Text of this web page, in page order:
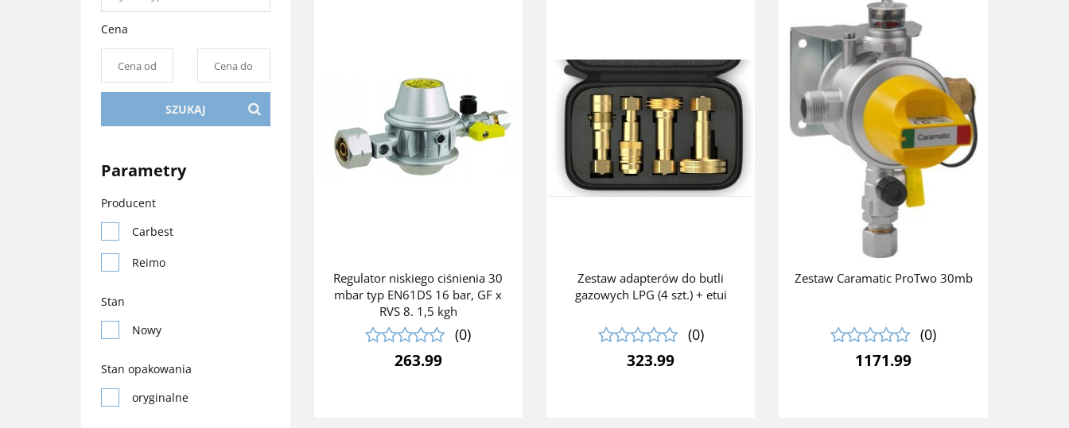
Cena
SZUKAJ
Parametry
Producent
Carbest
Reimo
Stan
Nowy
Stan opakowania
oryginalne
Regulator niskiego ciśnienia 30
mbar typ EN61DS 16 bar, GF x
RVS 8. 1,5 kgh
(0)
263.99
Zestaw adapterów do butli
gazowych LPG (4 szt.) + etui
(0)
323.99
Zestaw Caramatic ProTwo 30mb
(0)
1171.99